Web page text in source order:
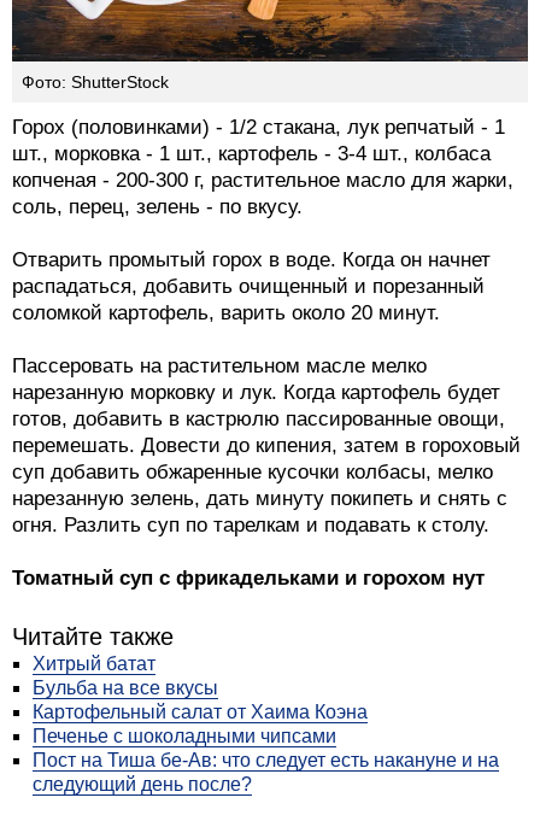
Фото: ShutterStock
Горох (половинками) - 1/2 стакана, лук репчатый - 1
шт., морковка - 1 шт., картофель - 3-4 шт., колбаса
копченая - 200-300 г, растительное масло для жарки,
соль, перец, зелень - по вкусу.
Отварить промытый горох в воде. Когда он начнет
распадаться, добавить очищенный и порезанный
соломкой картофель, варить около 20 минут.
Пассеровать на растительном масле мелко
нарезанную морковку и лук. Когда картофель будет
готов, добавить в кастрюлю пассированные овощи,
перемешать. Довести до кипения, затем в гороховый
суп добавить обжаренные кусочки колбасы, мелко
нарезанную зелень, дать минуту покипеть и снять с
огня. Разлить суп по тарелкам и подавать к столу.
Томатный суп с фрикадельками и горохом нут
Читайте также
Хитрый батат
Бульба на все вкусы
Картофельный салат от Хаима Коэна
Печенье с шоколадными чипсами
Пост на Тиша бе-Ав: что следует есть накануне и на
следующий день после?